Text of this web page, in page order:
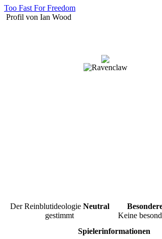
Too Fast For Freedom
Profil von Ian Wood
Der Reinblutideologie Neutral
gestimmt
Keine
Spielerinformationen